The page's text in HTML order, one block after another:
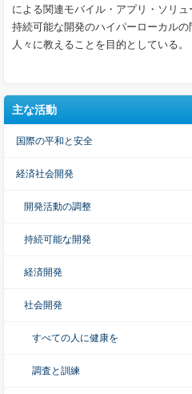
による関連モバイル・アプリ・ソリ
持続可能な開発のハイパーローカル
人々に教えることを目的としている。
主な活動
国際の平和と安全
経済社会開発
開発活動の調整
持続可能な開発
経済開発
社会開発
すべての人に健康を
調査と訓練